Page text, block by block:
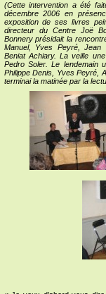
(Cette intervention a été
décembre 2006 en
exposition de ses livres
directeur du
Centre Joë
Bonnery présidait la
Manuel, Yves Peyré, Jean
Beniat Achiary. La veille
Pedro Soler. Le lendemain
Philippe Denis, Yves Peyré,
terminai la matinée par la